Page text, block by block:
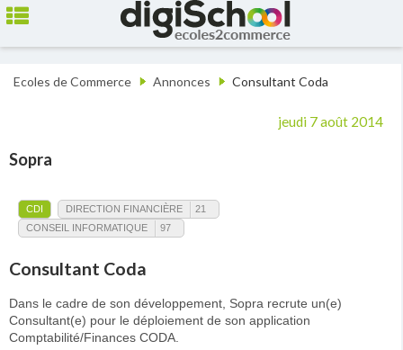
Ecoles de Commerce Annonces Consultant Coda
jeudi 7 août 2014
Sopra
CDI DIRECTION FINANCIÈRE
21
CONSEIL INFORMATIQUE
97
Consultant Coda
Dans le cadre de son développement, Sopra recrute un(e)
Consultant(e) pour le déploiement de son application
Comptabilité/Finances CODA.